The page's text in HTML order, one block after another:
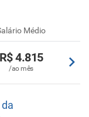
Médio
R$ 4.815
/ao mês